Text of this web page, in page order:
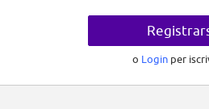
Razonamiento Lógico-Matemático
Pensamiento crítico
Pensamiento crítico
o Login per